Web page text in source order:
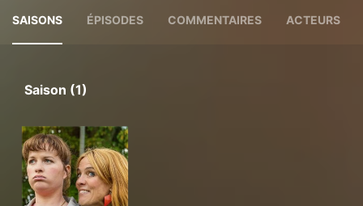
SAISONS ÉPISODES COMMENTAIRES ACTEURS
Saison (1)